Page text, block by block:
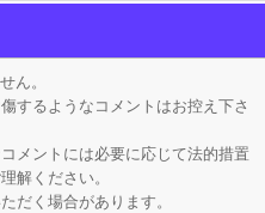
」がAIの支援を受けて2年で約3倍に急増
！」 ワイ「嘘つけバーカｗ」⇒w
ん。
するようなコメントはお控え下さ
メントには必要に応じて法的措置
解ください。
だく場合があります。